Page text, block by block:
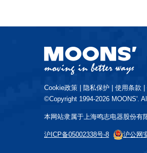
Cookie政策 隐私保护 使用条款
©Copyright 1994-2026 MOONS'.
本网站隶属于上海鸣志电器股份有
沪ICP备05002338号-8 沪公网